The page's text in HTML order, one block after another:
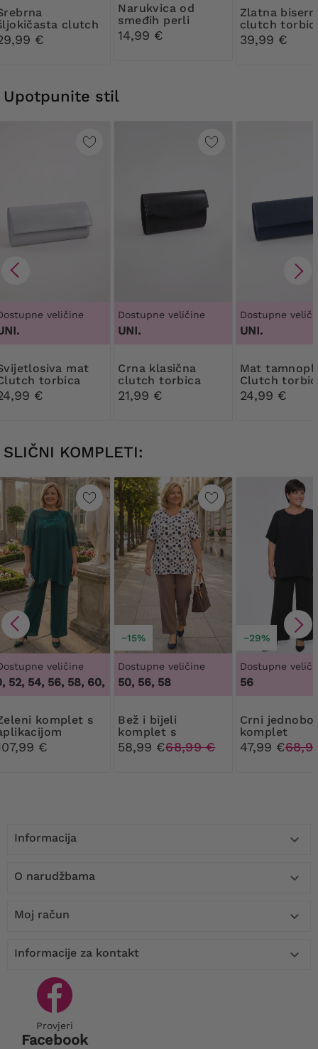
clutch
€
Narukvica od
smeđih perli
14,99 €
Zlatna biserna
clutch
ukrasom
39,99 €
Upotpunite stil
veličine
mat
torbica
€
Dostupne veličine
UNI.
Crna klasična
clutch torbica
21,99 €
Dostupne
UNI.
Mat tamnoplava
Clutch
torbica
24,99 €
SLIČNI KOMPLETI:
veličine
54, 56, 58, 60, 62, 64 ,48, 50, 52, 54, 56, 58, 60, 62, 64
s
€
−15%
Dostupne veličine
50, 56, 58
Bež i bijeli
komplet s
hlačama s
točkicama
58,99 €68,99 €
−29%
Dostupne
56
Crni jednobojni
komplet
47,99 €
Informacija 
O narudžbama 
Moj račun 
Informacije za kontakt 
Provjeri
Facebook